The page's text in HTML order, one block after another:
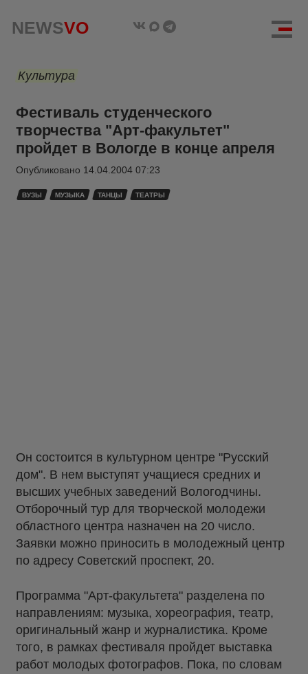
NEWSVO
Культура
Фестиваль студенческого
творчества "Арт-факультет"
пройдет в Вологде в конце апреля
Опубликовано 14.04.2004 07:23
ВУЗЫ МУЗЫКА ТАНЦЫ ТЕАТРЫ
Он состоится в культурном центре "Русский
дом". В нем выступят учащиеся средних и
высших учебных заведений Вологодчины.
Отборочный тур для творческой молодежи
областного центра назначен на 20 число.
Заявки можно приносить в молодежный центр
по адресу Советский проспект, 20.
Программа "Арт-факультета" разделена по
направлениям: музыка, хореография, театр,
оригинальный жанр и журналистика. Кроме
того, в рамках фестиваля пройдет выставка
работ молодых фотографов. Пока, по словам